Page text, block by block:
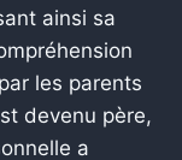
ainsi sa
les parents
devenu père,
a